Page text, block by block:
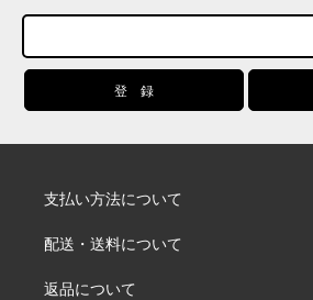
支払い方法について
配送・送料について
返品について